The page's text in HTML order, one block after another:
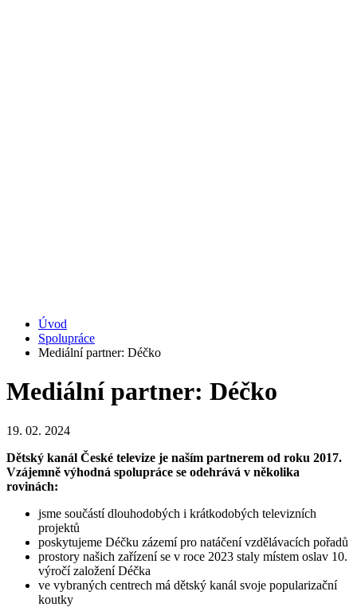
Úvod
Spolupráce
Mediální partner: Déčko
Mediální partner: Déčko
19. 02. 2024
Dětský kanál České televize je naším partnerem od roku 2017.
Vzájemně výhodná spolupráce se odehrává v několika
rovinách:
jsme součástí dlouhodobých i krátkodobých televizních
projektů
poskytujeme Déčku zázemí pro natáčení vzdělávacích pořadů
prostory našich zařízení se v roce 2023 staly místem oslav 10.
výročí založení Déčka
ve vybraných centrech má dětský kanál svoje popularizační
koutky